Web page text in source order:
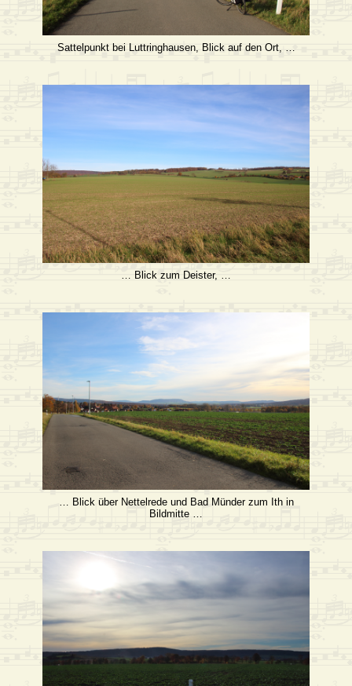
Sattelpunkt bei Luttringhausen, Blick auf den Ort, …
… Blick zum Deister, …
… Blick über Nettelrede und Bad Münder zum Ith in
Bildmitte …